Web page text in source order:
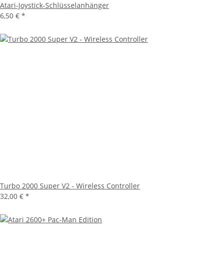
Atari-Joystick-Schlüsselanhänger
6,50 € *
Turbo 2000 Super V2 - Wireless Controller
32,00 € *